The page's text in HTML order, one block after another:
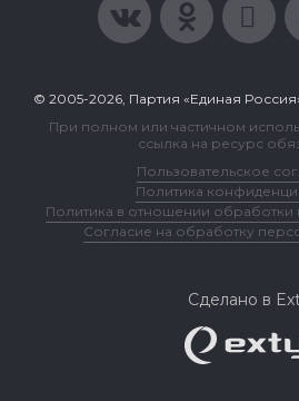
© 2005-2026, Партия «Единая
При полном или частичном
ссылка на ресурс
Пользовательское
Политика
Политика в отношении обработки
Согласие на обработку
Сделано в